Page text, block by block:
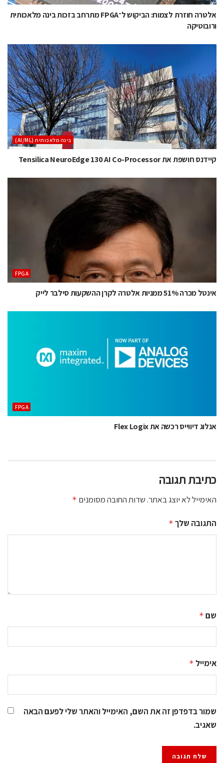
אלטרה חוזרת לצמוח: הביקוש ל־FPGA מתרחב בזכות בינה מלאכותית
ורובוטיקה
בינה מלאכותית (AI/ML)
קיידנס חושפת את Tensilica NeuroEdge 130 AI Co-Processor
‫‪FPGA‬‬
אינטל מכרה 51% ממניות אלטרה לקרן ההשקעות סילבר לייק
‫‪FPGA‬‬
אנלוג דיווייס רכשה את Flex Logix
כתיבת תגובה
האימייל לא יוצג באתר.שדות החובה מסומנים *
התגובה שלך *
שם *
אימייל *
שמור בדפדפן זה את השם, האימייל והאתר שלי לפעם הבאה
שאגיב.